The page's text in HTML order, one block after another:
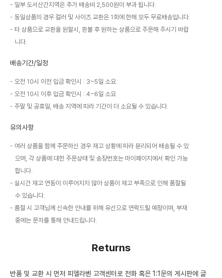
일부 도서산간지역은 추가 배송비 2,500원이 부과 됩니다.
동일상품의 경우 컬러 및 사이즈 교환은 1회에 한해 모두 무료배송입니다.
타 상품으로 교환을 원할시, 환불 후 원하는 상품으로 주문해 주시기 바랍
니다.
배송기간/일정
오전 10시 이전 입금 확인시 : 3~5일 소요
오전 10시 이후 입금 확인시 : 4~6일 소요
주말 및 공휴일, 배송 지역에 따라 기간이 더 소요될 수 있습니다.
유의사항
여러 상품을 함께 주문하신 경우 재고 상황에 따라 분리되어 배송될 수 있
으며, 각 상품에 대한 주문상태 및 송장번호는 마이페이지에서 확인 가능
합니다.
실시간 재고 연동이 이루어지지 않아 상품이 재고 부족으로 인해 품절될
수 있습니다.
품절 시 고객님께 신속한 안내를 위해 유선으로 연락드릴 예정이며, 부재
중에는 문자를 통해 안내드립니다.
Returns
반품 및 교환 시 먼저 피엘라벤 고객센터로 전화 혹은 1:1문의 게시판에 글